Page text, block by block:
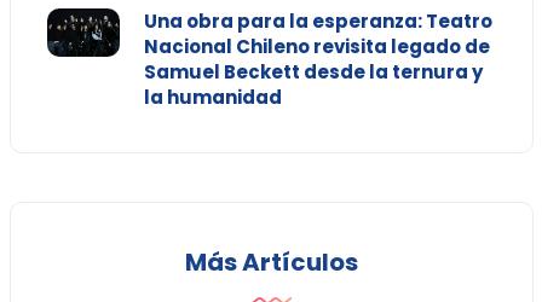
Una obra para la esperanza: Teatro
Nacional Chileno revisita legado de
Samuel Beckett desde la ternura y
la humanidad
Más Artículos